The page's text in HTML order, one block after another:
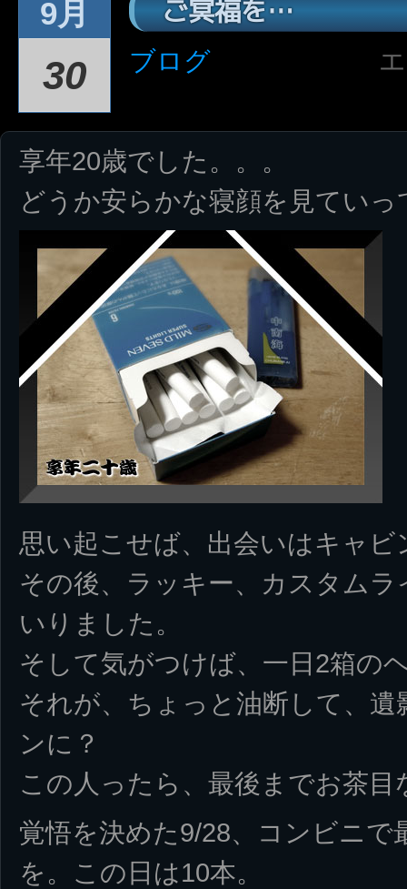
9月
30
ご冥福を…
ブログ
享年20歳でした。。。
どうか安らかな寝顔を見てい
思い起こせば、出会いはキャビ
その後、ラッキー、カスタム
いりました。
そして気がつけば、一日2箱の
それが、ちょっと油断して、
ンに？
この人ったら、最後までお茶
覚悟を決めた9/28、コンビニで
を。この日は10本。